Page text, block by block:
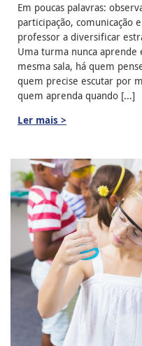
Em poucas palavras:
participação, comunicação
professor a diversificar
Uma turma nunca
mesma sala, há quem
quem precise escutar por
quem aprenda quando [...]
Ler mais >